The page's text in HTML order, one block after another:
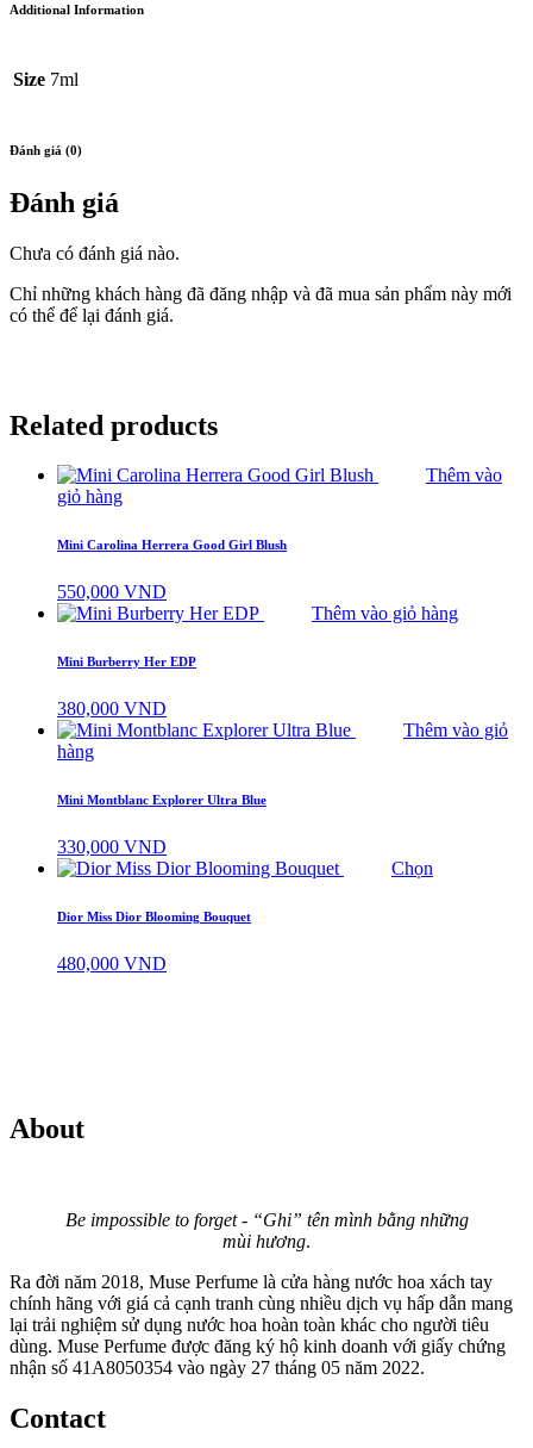
Additional Information
Size 7ml
Đánh giá (0)
Đánh giá
Chưa có đánh giá nào.
Chỉ những khách hàng đã đăng nhập và đã mua sản phẩm này mới
có thể để lại đánh giá.
Related products
Thêm vào
giỏ hàng
Mini Carolina Herrera Good Girl Blush
550,000 VND
Thêm vào giỏ hàng
Mini Burberry Her EDP
380,000 VND
Thêm vào giỏ
hàng
Mini Montblanc Explorer Ultra Blue
330,000 VND
Chọn
Dior Miss Dior Blooming Bouquet
480,000 VND
About
Be impossible to forget - “Ghi” tên mình bằng những
mùi hương.
Ra đời năm 2018, Muse Perfume là cửa hàng nước hoa xách tay
chính hãng với giá cả cạnh tranh cùng nhiều dịch vụ hấp dẫn mang
lại trải nghiệm sử dụng nước hoa hoàn toàn khác cho người tiêu
dùng. Muse Perfume được đăng ký hộ kinh doanh với giấy chứng
nhận số 41A8050354 vào ngày 27 tháng 05 năm 2022.
Contact